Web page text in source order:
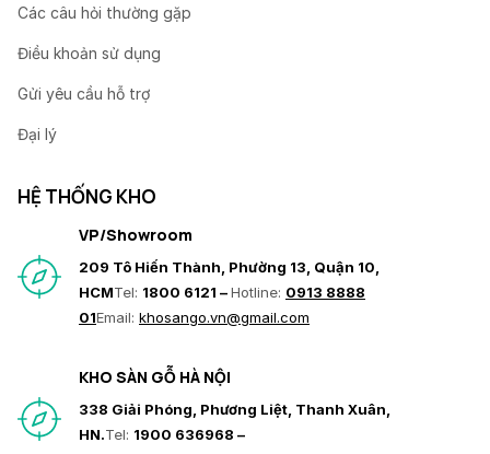
Các câu hỏi thường gặp
Điều khoản sử dụng
Gửi yêu cầu hỗ trợ
Đại lý
HỆ THỐNG KHO
VP/Showroom
209 Tô Hiến Thành, Phường 13, Quận 10,
HCMTel: 1800 6121 –Hotline: 0913 8888
01Email: khosango.vn@gmail.com
KHO SÀN GỖ HÀ NỘI
338 Giải Phóng, Phương Liệt, Thanh Xuân,
HN.Tel: 1900 636968 –